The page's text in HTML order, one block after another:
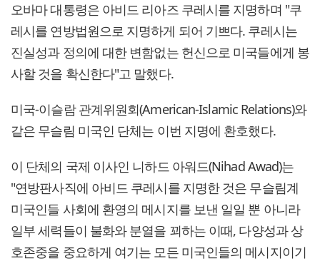
오바마 대통령은 아비드 리아즈 쿠레시를 지명하며 "쿠
레시를 연방법원으로 지명하게 되어 기쁘다. 쿠레시는
진실성과 정의에 대한 변함없는 헌신으로 미국들에게 봉
사할 것을 확신한다"고 말했다.
미국-이슬람 관계위원회(American-Islamic Relations)와
같은 무슬림 미국인 단체는 이번 지명에 환호했다.
이 단체의 국제 이사인 니하드 아워드(Nihad Awad)는
"연방판사직에 아비드 쿠레시를 지명한 것은 무슬림계
미국인들 사회에 환영의 메시지를 보낸 일일 뿐 아니라
일부 세력들이 불화와 분열을 꾀하는 이때, 다양성과 상
호존중을 중요하게 여기는 모든 미국인들의 메시지이기